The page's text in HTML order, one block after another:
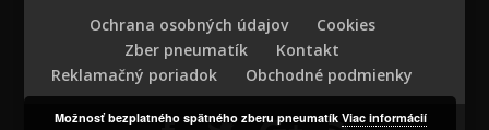
Ochrana osobných údajov
Cookies
Zber pneumatík
Kontakt
Reklamačný poriadok
Obchodné podmienky
Možnosť bezplatného spätného zberu pneumatík Viac informácií